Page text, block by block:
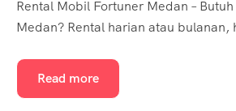
Rental Mobil Fortuner Medan –
Medan? Rental harian atau bulanan,
Read more